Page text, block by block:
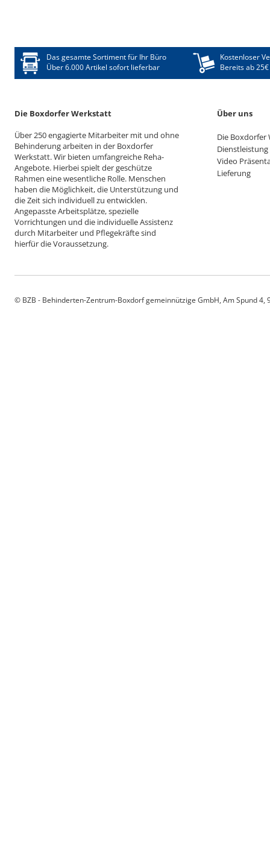
Das gesamte Sortiment für Ihr Büro
Über 6.000 Artikel sofort lieferbar
Kostenloser
Bereits ab
Die Boxdorfer Werkstatt
Über 250 engagierte Mitarbeiter mit und ohne
Behinderung arbeiten in der Boxdorfer
Werkstatt. Wir bieten umfangreiche Reha-
Angebote. Hierbei spielt der geschütze
Rahmen eine wesentliche Rolle. Menschen
haben die Möglichkeit, die Unterstützung und
die Zeit sich individuell zu entwicklen.
Angepasste Arbeitsplätze, spezielle
Vorrichtungen und die individuelle Assistenz
durch Mitarbeiter und Pflegekräfte sind
hierfür die Voraussetzung.
Über uns
Die Boxdorfer
Dienstleistung
Video
Lieferung
© BZB - Behinderten-Zentrum-Boxdorf gemeinnützige GmbH, Am Spund 4,